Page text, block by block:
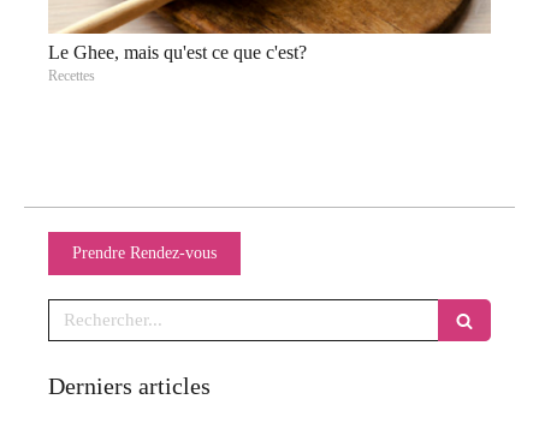
Le Ghee, mais qu'est ce que c'est?
Recettes
Prendre Rendez-vous
Rechercher
Derniers articles